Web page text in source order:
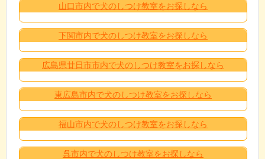
山口市内で犬のしつけ教室をお探しなら
下関市内で犬のしつけ教室をお探しなら
広島県廿日市市内で犬のしつけ教室をお探しなら
東広島市内で犬のしつけ教室をお探しなら
福山市内で犬のしつけ教室をお探しなら
呉市内で犬のしつけ教室をお探しなら